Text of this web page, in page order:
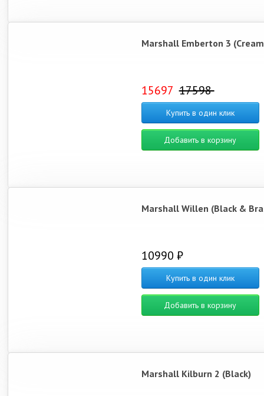
Marshall Emberton 3
15697 17598
Купить в один клик
Добавить в корзину
Marshall Willen (Black &
10990 ₽
Купить в один клик
Добавить в корзину
Marshall Kilburn 2 (Black)